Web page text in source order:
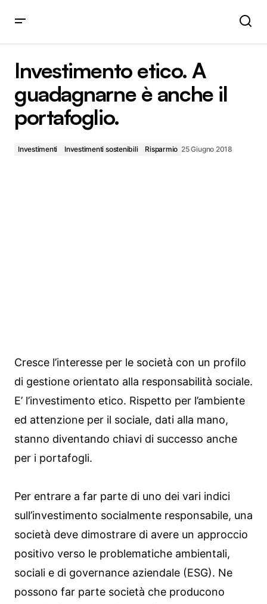
Investimento etico. A
guadagnarne è anche il
portafoglio.
Investimenti Investimenti sostenibili Risparmio 25 Giugno 2018
Cresce l’interesse per le società con un profilo
di gestione orientato alla responsabilità sociale.
E’ l’investimento etico. Rispetto per l’ambiente
ed attenzione per il sociale, dati alla mano,
stanno diventando chiavi di successo anche
per i portafogli.
Per entrare a far parte di uno dei vari indici
sull’investimento socialmente responsabile, una
società deve dimostrare di avere un approccio
positivo verso le problematiche ambientali,
sociali e di governance aziendale (ESG). Ne
possono far parte società che producono